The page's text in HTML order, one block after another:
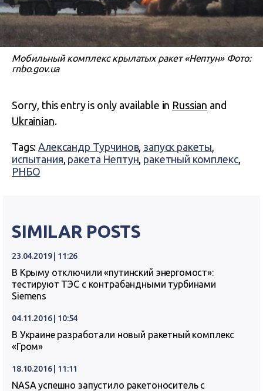
Мобильный комплекс крылатых ракет «Нептун» Фото:
rnbo.gov.ua
Sorry, this entry is only available in Russian and
Ukrainian.
Tags:Александр Турчинов, запуск ракеты,
испытания, ракета Нептун, ракетный комплекс,
РНБО
SIMILAR POSTS
23.04.2019 | 11:26
В Крыму отключили «путинский энергомост»:
тестируют ТЭС с контрабандными турбинами
Siemens
04.11.2016 | 10:54
В Украине разработали новый ракетный комплекс
«Гром»
18.10.2016 | 11:11
NASA успешно запустило ракетоноситель с